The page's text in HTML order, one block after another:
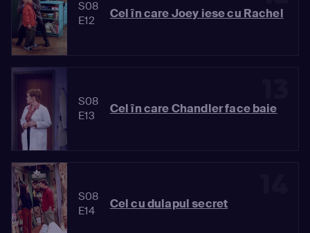
S08
E12
Cel în care Joey iese cu Rachel
S08
E13
Cel în care Chandler face baie
S08
E14
Cel cu dulapul secret